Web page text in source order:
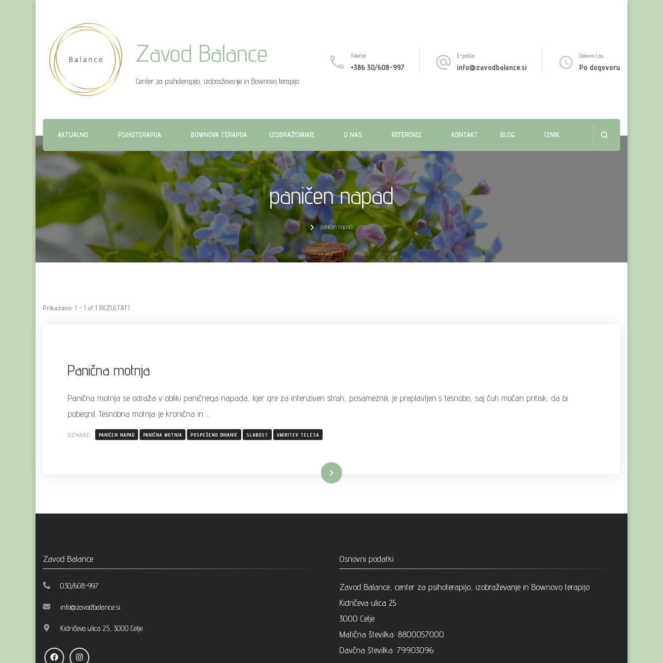
Zavod Balance
Center za psihoterapijo, izobraževanje in Bownovo terapijo
Telefon
+386 30/608-997
E-pošta
info@zavodbalance.si
Delovni čas
Po dogovoru
AKTUALNO PSIHOTERAPIJA BOWNOVA TERAPIJA IZOBRAŽEVANJE O NAS REFERENCE KONTAKT BLOG CENIK
paničen napad
paničen napad
Prikazano: 1 - 1 of 1 REZULTATI
Panična motnja
Panična motnja se odraža v obliki paničnega napada, kjer gre za intenziven strah, posameznik je preplavljen s tesnobo, saj čuti močan pritisk, da bi
pobegnil. Tesnobna motnja je kronična in …
OZNAKE: PANIČEN NAPAD PANIČNA MOTNJA POSPEŠENO DIHANJE SLABOST UMIRITEV TELESA
Preberi več
Zavod Balance
030/608-997
info@zavodbalance.si
Kidričeva ulica 25, 3000 Celje
Osnovni podatki
Zavod Balance, center za psihoterapijo, izobraževanje in Bownovo terapijo
Kidričeva ulica 25
3000 Celje
Matična številka: 8800057000
Davčna številka: 79903096